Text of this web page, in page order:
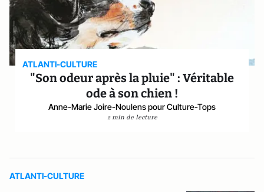
ATLANTI-CULTURE
"Son odeur après la pluie" : Véritable
ode à son chien !
Anne-Marie Joire-Noulens pour Culture-Tops
2 min de lecture
ATLANTI-CULTURE